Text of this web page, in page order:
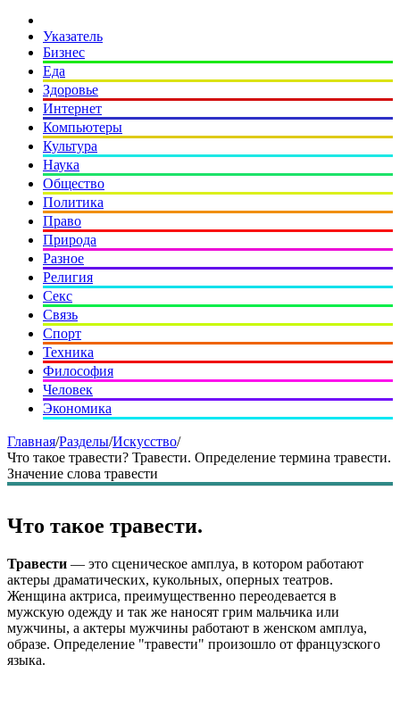
Указатель
Бизнес
Еда
Здоровье
Интернет
Компьютеры
Культура
Наука
Общество
Политика
Право
Природа
Разное
Религия
Секс
Связь
Спорт
Техника
Философия
Человек
Экономика
Главная/Разделы/Искусство/
Что такое травести? Травести. Определение термина травести.
Значение слова травести
Что такое травести.
Травести — это сценическое амплуа, в котором работают
актеры драматических, кукольных, оперных театров.
Женщина актриса, преимущественно переодевается в
мужскую одежду и так же наносят грим мальчика или
мужчины, а актеры мужчины работают в женском амплуа,
образе. Определение "травести" произошло от французского
языка.